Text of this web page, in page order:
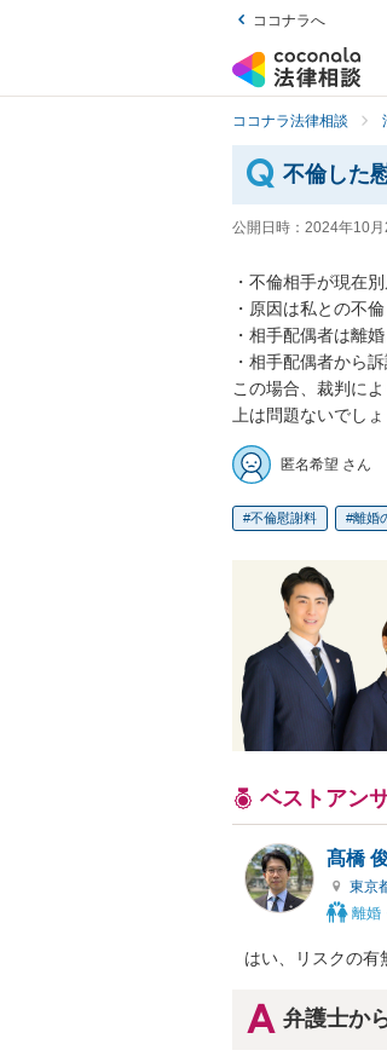
ココナラへ
ココナラ法律相談
不倫した
公開日時： 2024年10
・不倫相手が現在
・原因は私との不倫
・相手配偶者は離
・相手配偶者から
この場合、裁判に
上は問題ないでしょ
匿名希望 さん
不倫慰謝料 離婚
ベストアン
髙橋
東京
離婚
はい、リスクの有
弁護士か